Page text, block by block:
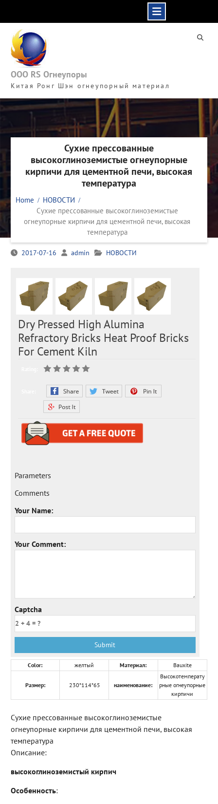
content
ООО RS Огнеупоры
Китая Ронг Шэн огнеупорный материал
Сухие прессованные
высокоглиноземистые огнеупорные
кирпичи для цементной печи, высокая
температура
Home
НОВОСТИ
Сухие прессованные высокоглиноземистые
огнеупорные кирпичи для цементной печи, высокая
температура
2017-07-16 admin НОВОСТИ
Dry Pressed High Alumina
Refractory Bricks Heat Proof Bricks
For Cement Kiln
Parameters
Comments
Your Name:
Your Comment:
Captcha
Color: желтый Материал: Bauxite
Размер: 230*114*65 наименование:
Высокотемперату
рные огнеупорные
кирпичи
Сухие прессованные высокоглиноземистые
огнеупорные кирпичи для цементной печи, высокая
температура
Описание:
высокоглиноземистый кирпич
Особенность: